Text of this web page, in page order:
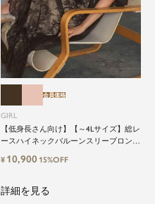
GIRL
【低身長さん向け】【～4Lサイズ】総レ
ースハイネックバルーンスリーブロング
会員価格
¥ 10,900 15%OFF
詳細を見る